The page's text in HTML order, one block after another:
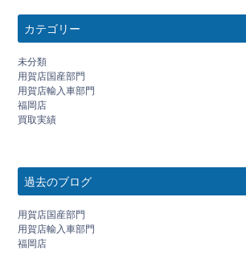
カテゴリー
未分類
用賀店国産部門
用賀店輸入車部門
福岡店
買取実績
過去のブログ
用賀店国産部門
用賀店輸入車部門
福岡店